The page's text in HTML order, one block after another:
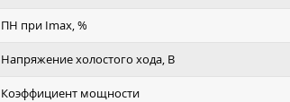
ПН при Imax, %
Напряжение холостого хода, В
Коэффициент мощности